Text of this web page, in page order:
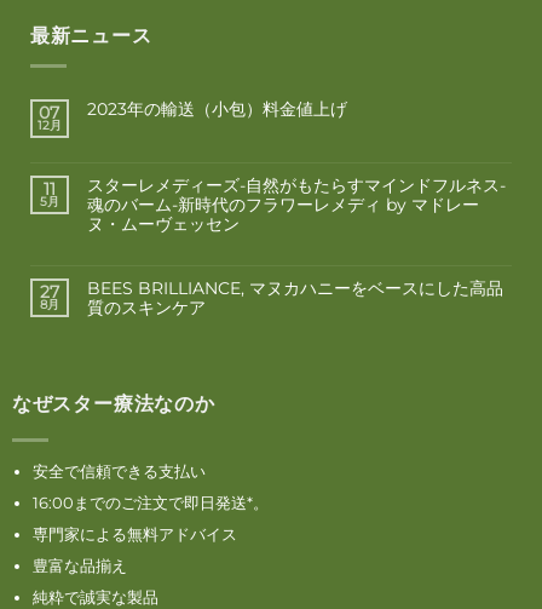
最新ニュース
07
12月
2023年の輸送（小包）料金値上げ
11
5月
スターレメディーズ-自然がもたらすマインドフルネス-
魂のバーム-新時代のフラワーレメディ by マドレー
ヌ・ムーヴェッセン
27
8月
BEES BRILLIANCE, マヌカハニーをベースにした高品
質のスキンケア
なぜスター療法なのか
安全で信頼できる支払い
16:00までのご注文で即日発送*。
専門家による無料アドバイス
豊富な品揃え
純粋で誠実な製品